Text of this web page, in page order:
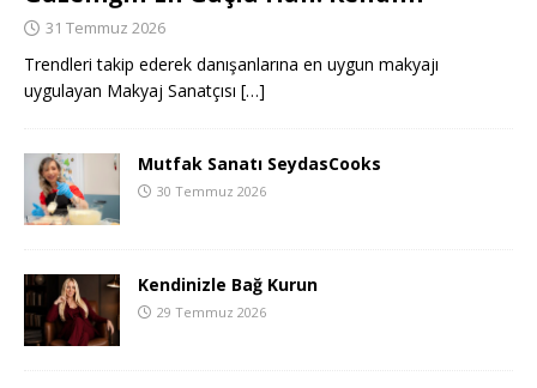
31 Temmuz 2026
Trendleri takip ederek danışanlarına en uygun makyajı
uygulayan Makyaj Sanatçısı […]
Mutfak Sanatı SeydasCooks
30 Temmuz 2026
Kendinizle Bağ Kurun
29 Temmuz 2026